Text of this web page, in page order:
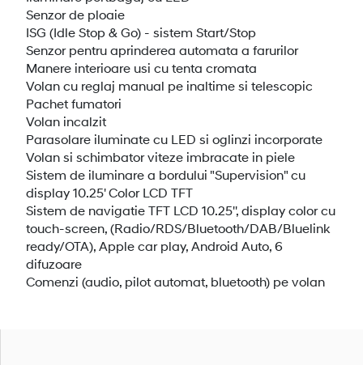
Senzor de ploaie
ISG (Idle Stop & Go) - sistem Start/Stop
Senzor pentru aprinderea automata a farurilor
Manere interioare usi cu tenta cromata
Volan cu reglaj manual pe inaltime si telescopic
Pachet fumatori
Volan incalzit
Parasolare iluminate cu LED si oglinzi incorporate
Volan si schimbator viteze imbracate in piele
Sistem de iluminare a bordului "Supervision" cu
display 10.25' Color LCD TFT
Sistem de navigatie TFT LCD 10.25'', display color cu
touch-screen, (Radio/RDS/Bluetooth/DAB/Bluelink
ready/OTA), Apple car play, Android Auto, 6
difuzoare
Comenzi (audio, pilot automat, bluetooth) pe volan